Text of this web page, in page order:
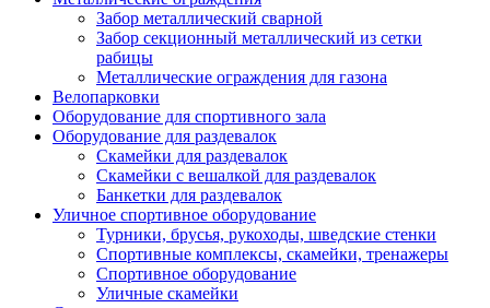
Забор металлический сварной
Забор секционный металлический из сетки
рабицы
Металлические ограждения для газона
Велопарковки
Оборудование для спортивного зала
Оборудование для раздевалок
Скамейки для раздевалок
Скамейки с вешалкой для раздевалок
Банкетки для раздевалок
Уличное спортивное оборудование
Турники, брусья, рукоходы, шведские стенки
Спортивные комплексы, скамейки, тренажеры
Спортивное оборудование
Уличные скамейки